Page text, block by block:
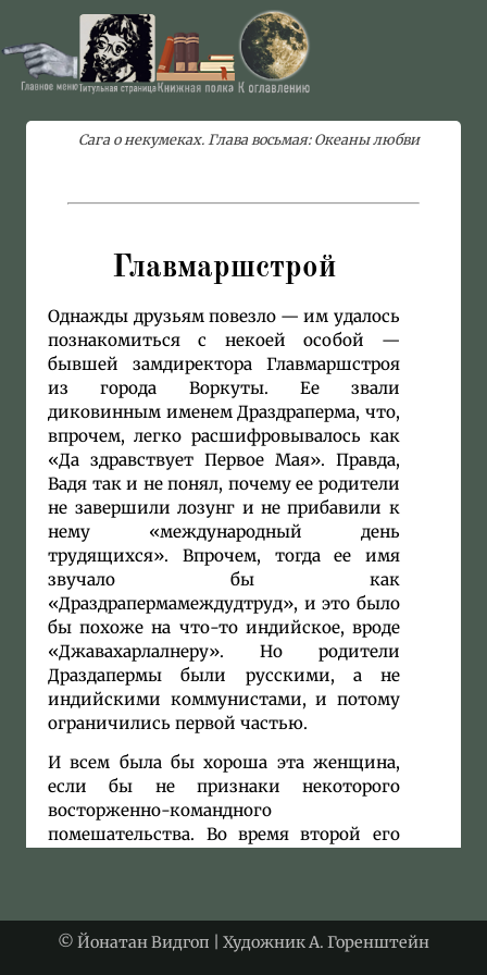
© Йонатан Видгоп | Художник А. Горенштейн
Сага о некумеках. Глава восьмая: Океаны любви
Главмаршстрой
Однажды друзьям повезло — им удалось
познакомиться с некоей особой —
бывшей замдиректора Главмаршстроя
из города Воркуты. Ее звали
диковинным именем Драздраперма, что,
впрочем, легко расшифровывалось как
«Да здравствует Первое Мая». Правда,
Вадя так и не понял, почему ее родители
не завершили лозунг и не прибавили к
нему «международный день
трудящихся». Впрочем, тогда ее имя
звучало бы как
«Драздрапермамеждудтруд», и это было
бы похоже на что-то индийское, вроде
«Джавахарлалнеру». Но родители
Драздапермы были русскими, а не
индийскими коммунистами, и потому
ограничились первой частью.
И всем была бы хороша эта женщина,
если бы не признаки некоторого
восторженно-командного
помешательства. Во время второй его
достаточно бледное зрелище: тощий
Ицик и рядом с ним, потряхивая